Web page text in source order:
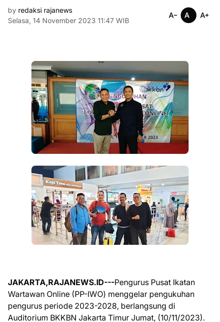
by redaksi rajanews
Selasa, 14 November 2023 11:47 WIB
JAKARTA,RAJANEWS.ID---Pengurus Pusat Ikatan
Wartawan Online (PP-IWO) menggelar pengukuhan
pengurus periode 2023-2028, berlangsung di
Auditorium BKKBN Jakarta Timur Jumat, (10/11/2023).